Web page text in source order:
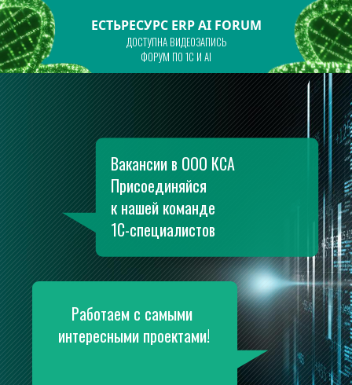
ЕСТЬРЕСУРС ERP AI FORUM
ФОРУМ ПО 1С И AI
ДОСТУПНА ВИДЕОЗАПИСЬ
Вакансии в ООО КСА
Присоединяйся
к нашей команде
1С-специалистов
Работаем с самыми
интересными проектами!